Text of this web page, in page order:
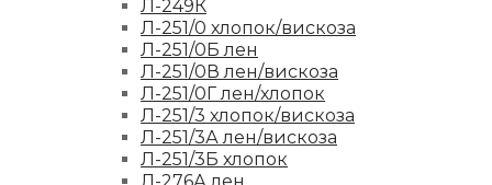
Л-249К
Л-251/0 хлопок/вискоза
Л-251/0Б лен
Л-251/0В лен/вискоза
Л-251/0Г лен/хлопок
Л-251/3 хлопок/вискоза
Л-251/3А лен/вискоза
Л-251/3Б хлопок